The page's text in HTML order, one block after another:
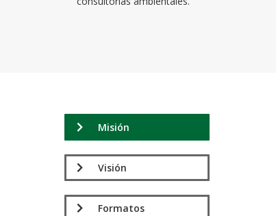
Misión
Visión
Formatos